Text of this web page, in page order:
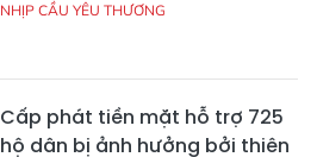
NHỊP CẦU YÊU THƯƠNG
Cấp phát tiền mặt hỗ trợ 725
hộ dân bị ảnh hưởng bởi thiên